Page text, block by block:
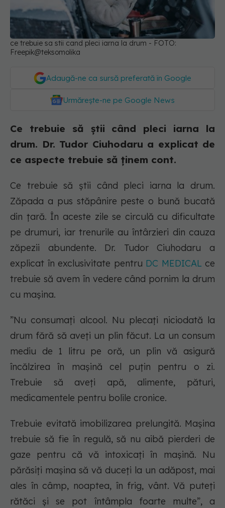
ce trebuie sa stii cand pleci iarna la drum - FOTO:
Freepik@teksomolika
Adaugă-ne ca sursă preferată în Google
Urmărește-ne pe Google News
Ce trebuie să știi când pleci iarna la
drum. Dr. Tudor Ciuhodaru a explicat de
ce aspecte trebuie să ținem cont.
Ce trebuie să știi când pleci iarna la drum.
Zăpada a pus stăpânire peste o bună bucată
din țară. În aceste zile se circulă cu dificultate
pe drumuri, iar trenurile au întârzieri din cauza
zăpezii abundente. Dr. Tudor Ciuhodaru a
explicat în exclusivitate pentru DC MEDICAL ce
trebuie să avem în vedere când pornim la drum
cu mașina.
”Nu consumați alcool. Nu plecați niciodată la
drum fără să aveți un plin făcut. La un consum
mediu de 1 litru pe oră, un plin vă asigură
încălzirea în mașină cel puțin pentru o zi.
Trebuie să aveți apă, alimente, pături,
medicamentele pentru bolile cronice.
Trebuie evitată imobilizarea prelungită. Mașina
trebuie să fie în regulă, să nu aibă pierderi de
gaze pentru că vă intoxicați în mașină. Nu
părăsiți mașina să vă duceți la un adăpost, mai
ales în câmp, noaptea, în frig, vânt. Vă puteți
rătăci și se pot întâmpla foarte multe”, a